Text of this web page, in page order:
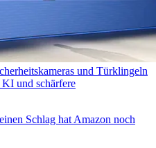
und Türklingeln
und schärfere
Schlag hat Amazon noch